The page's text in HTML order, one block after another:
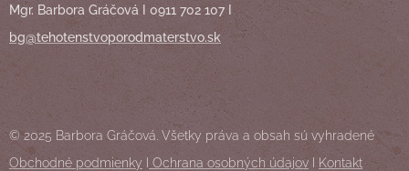
Mgr. Barbora Gráčová I 0911 702 107 I
bg@tehotenstvoporodmaterstvo.sk
© 2025 Barbora Gráčová. Všetky práva a obsah sú vyhradené
Obchodné podmienky I Ochrana osobných údajov I Kontakt